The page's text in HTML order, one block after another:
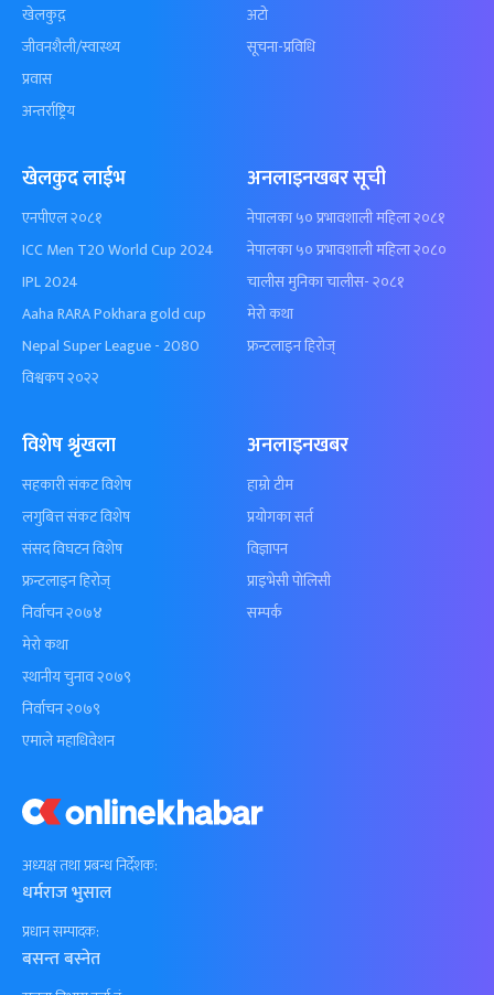
अध्यक्ष तथा प्रबन्ध निर्देशक:
धर्मराज भुसाल
प्रधान सम्पादक:
बसन्त बस्नेत
खेलकुद़़
जीवनशैली/स्वास्थ्य
प्रवास
अन्तर्राष्ट्रिय
अटो
सूचना-प्रविधि
खेलकुद लाईभ
एनपीएल २०८१
ICC Men T20 World Cup 2024
IPL 2024
Aaha RARA Pokhara gold cup
Nepal Super League - 2080
विश्वकप २०२२
अनलाइनखबर सूची
नेपालका ५० प्रभावशाली महिला २०८१
नेपालका ५० प्रभावशाली महिला २०८०
चालीस मुनिका चालीस- २०८१
मेरो कथा
फ्रन्टलाइन हिरोज्
विशेष श्रृंखला
सहकारी संकट विशेष
लगुबित्त संकट विशेष
संसद विघटन विशेष
फ्रन्टलाइन हिरोज्
निर्वाचन २०७४
मेरो कथा
स्थानीय चुनाव २०७९
निर्वाचन २०७९
एमाले महाधिवेशन
अनलाइनखबर
हाम्रो टीम
प्रयोगका सर्त
विज्ञापन
प्राइभेसी पोलिसी
सम्पर्क